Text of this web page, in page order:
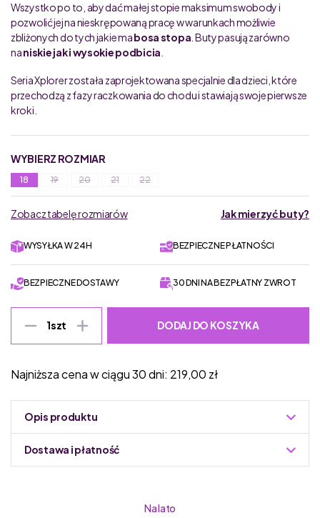
Wszystko po to, aby dać małej stopie maksimum swobody i
pozwolić jej na nieskrępowaną pracę w warunkach możliwie
zbliżonych do tych jakie mabosa stopa . Buty pasują zarówno
naniskie jak i wysokie podbicia
Seria Xplorer została zaprojektowana specjalnie dla dzieci, które
przechodzą z fazy raczkowania do chodu i stawiają swoje pierwsze
kroki.
WYBIERZ ROZMIAR
18 19 20 21 22
Zobacz tabelę rozmiarów Jak mierzyć buty?
WYSYŁKA W 24H BEZPIECZNE PŁATNOŚCI
BEZPIECZNE DOSTAWY 30 DNI NA BEZPŁATNY ZWROT
1szt DODAJ DO KOSZYKA
Najniższa cena w ciągu 30 dni: 219,00 zł
Opis produktu
Dostawa i płatność
Na lato